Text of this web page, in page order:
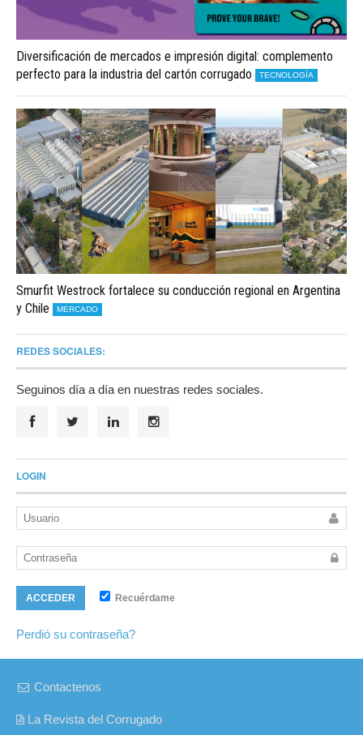
Diversificación de mercados e impresión digital: complemento
perfecto para la industria del cartón corrugado
TECNOLOGÍA
Smurfit Westrock fortalece su conducción regional en Argentina
y Chile
MERCADO
REDES SOCIALES:
Seguinos día a día en nuestras redes sociales.
LOGIN
ACCEDER Recuérdame
Perdió su contraseña?
Contactenos
La Revista del Corrugado